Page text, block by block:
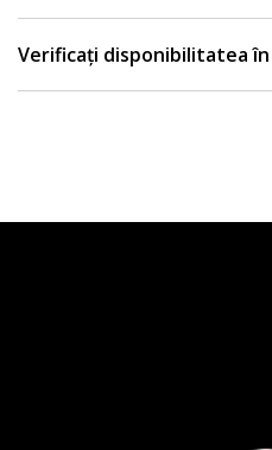
Verificați disponibilitatea în